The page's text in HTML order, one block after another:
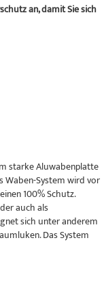
an, damit Sie sich
starke Aluwabenplatte
Waben-System wird vor
100% Schutz.
auch als
sich unter anderem
Das System